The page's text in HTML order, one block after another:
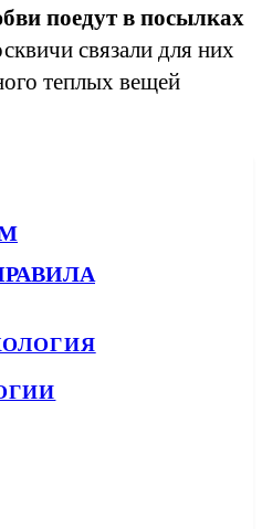
поедут в посылках
связали для них
теплых вещей